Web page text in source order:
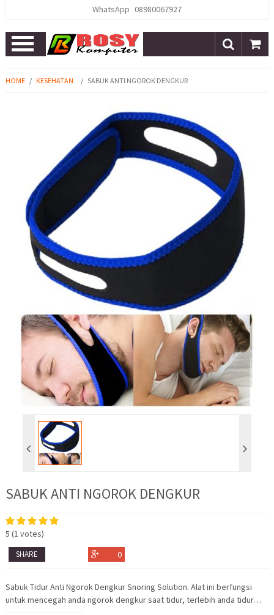
WhatsApp 08980067927
Open
Menu
HOME / KESEHATAN / SABUK ANTI NGOROK DENGKUR
SABUK ANTI NGOROK DENGKUR
5 (1 votes)
SHARE 0
Sabuk Tidur Anti Ngorok Dengkur Snoring Solution. Alat ini berfungsi
untuk mencegah anda ngorok dengkur saat tidur, terlebih anda tidur…